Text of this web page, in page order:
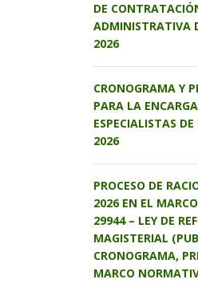
DE
ADMINISTRATIVA
2026
CRONOGRAMA Y
PARA LA
ESPECIALISTAS
2026
PROCESO DE
2026 EN EL
29944 – LEY DE
MAGISTERIAL
CRONOGRAMA,
MARCO